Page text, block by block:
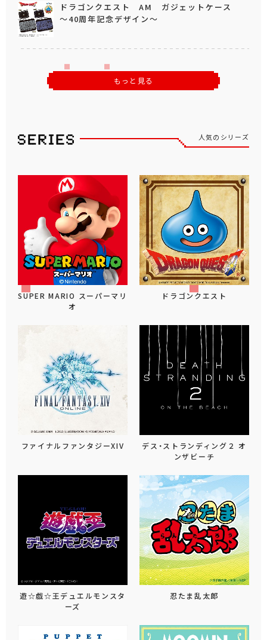
ドラゴンクエスト AM ガジェットケース
～40周年記念デザイン～
もっと見る
人気のシリーズ
SUPER MARIO スーパーマリ
オ
ドラゴンクエスト
ファイナルファンタジーXIV
デス・ストランディング２ オ
ンザビーチ
遊☆戯☆王デュエルモンスタ
ーズ
忍たま乱太郎